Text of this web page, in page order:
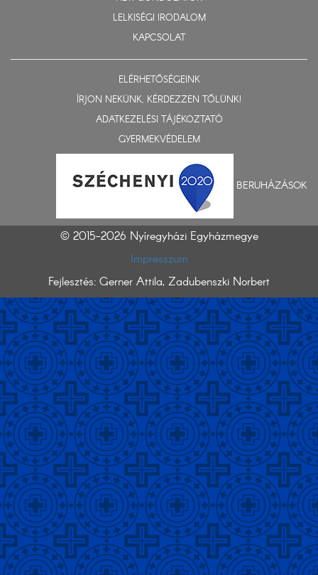
LELKISÉGI IRODALOM
KAPCSOLAT
ELÉRHETŐSÉGEINK
ÍRJON NEKÜNK, KÉRDEZZEN TŐLÜNK!
ADATKEZELÉSI TÁJÉKOZTATÓ
GYERMEKVÉDELEM
BERUHÁZÁSOK
© 2015-2026 Nyíregyházi Egyházmegye
Impresszum
Fejlesztés: Gerner Attila, Zadubenszki Norbert